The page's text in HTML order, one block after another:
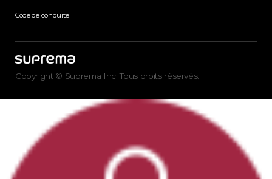
Code de conduite
Copyright © Suprema Inc. Tous droits réservés.